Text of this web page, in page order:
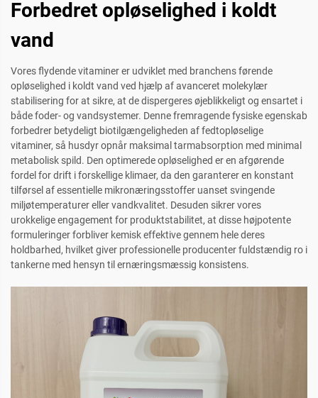
Forbedret opløselighed i koldt
vand
Vores flydende vitaminer er udviklet med branchens førende
opløselighed i koldt vand ved hjælp af avanceret molekylær
stabilisering for at sikre, at de dispergeres øjeblikkeligt og ensartet i
både foder- og vandsystemer. Denne fremragende fysiske egenskab
forbedrer betydeligt biotilgængeligheden af fedtopløselige
vitaminer, så husdyr opnår maksimal tarmabsorption med minimal
metabolisk spild. Den optimerede opløselighed er en afgørende
fordel for drift i forskellige klimaer, da den garanterer en konstant
tilførsel af essentielle mikronæringsstoffer uanset svingende
miljøtemperaturer eller vandkvalitet. Desuden sikrer vores
urokkelige engagement for produktstabilitet, at disse højpotente
formuleringer forbliver kemisk effektive gennem hele deres
holdbarhed, hvilket giver professionelle producenter fuldstændig ro i
tankerne med hensyn til ernæringsmæssig konsistens.